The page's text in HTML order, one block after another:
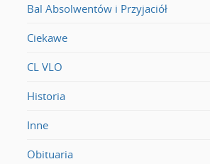
Bal Absolwentów i Przyjaciół
Ciekawe
CL VLO
Historia
Inne
Obituaria